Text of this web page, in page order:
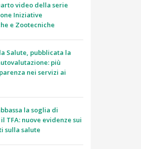
video della serie
Iniziative
e Zootecniche
Salute, pubblicata la
più
nei servizi ai
la soglia di
TFA: nuove evidenze sui
sulla salute